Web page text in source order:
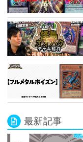
最新記事